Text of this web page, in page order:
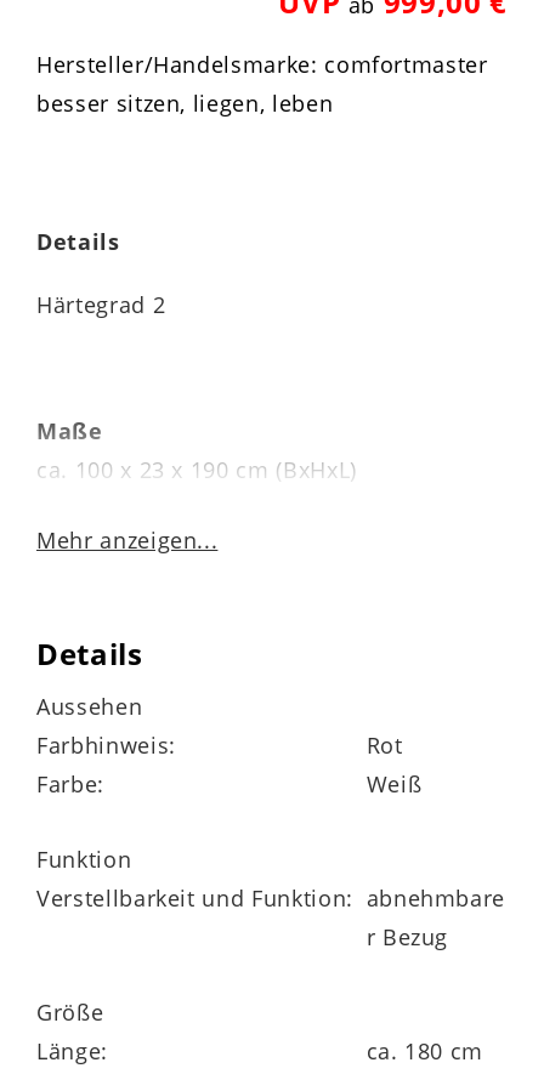
Hersteller/Handelsmarke: comfortmaster
besser sitzen, liegen, leben
Details
Härtegrad 2
Maße
ca. 100 x 23 x 190 cm (BxHxL)
Kernhöhe 20 cm
Lyocell-Jerseybezug
Mischgewebe aus 53 % Polyester, 47 %
Lyocell
versteppt mit 400 g / m² Hygienevlies (100
rundum mit Klimaband und
Wendeschlaufen
Bezug
Mehr anzeigen...
Details
Aussehen
Farbhinweis:
Rot
Farbe:
Weiß
Funktion
Verstellbarkeit und Funktion: abnehmbare
r Bezug
Größe
Länge:
ca. 180 cm